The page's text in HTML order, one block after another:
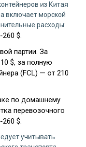
из Китая
включает морской
расходы:
$.
партии. За
$, за полную
(FCL) — от 210
по домашнему
перевозочного
260 $.
учитывать